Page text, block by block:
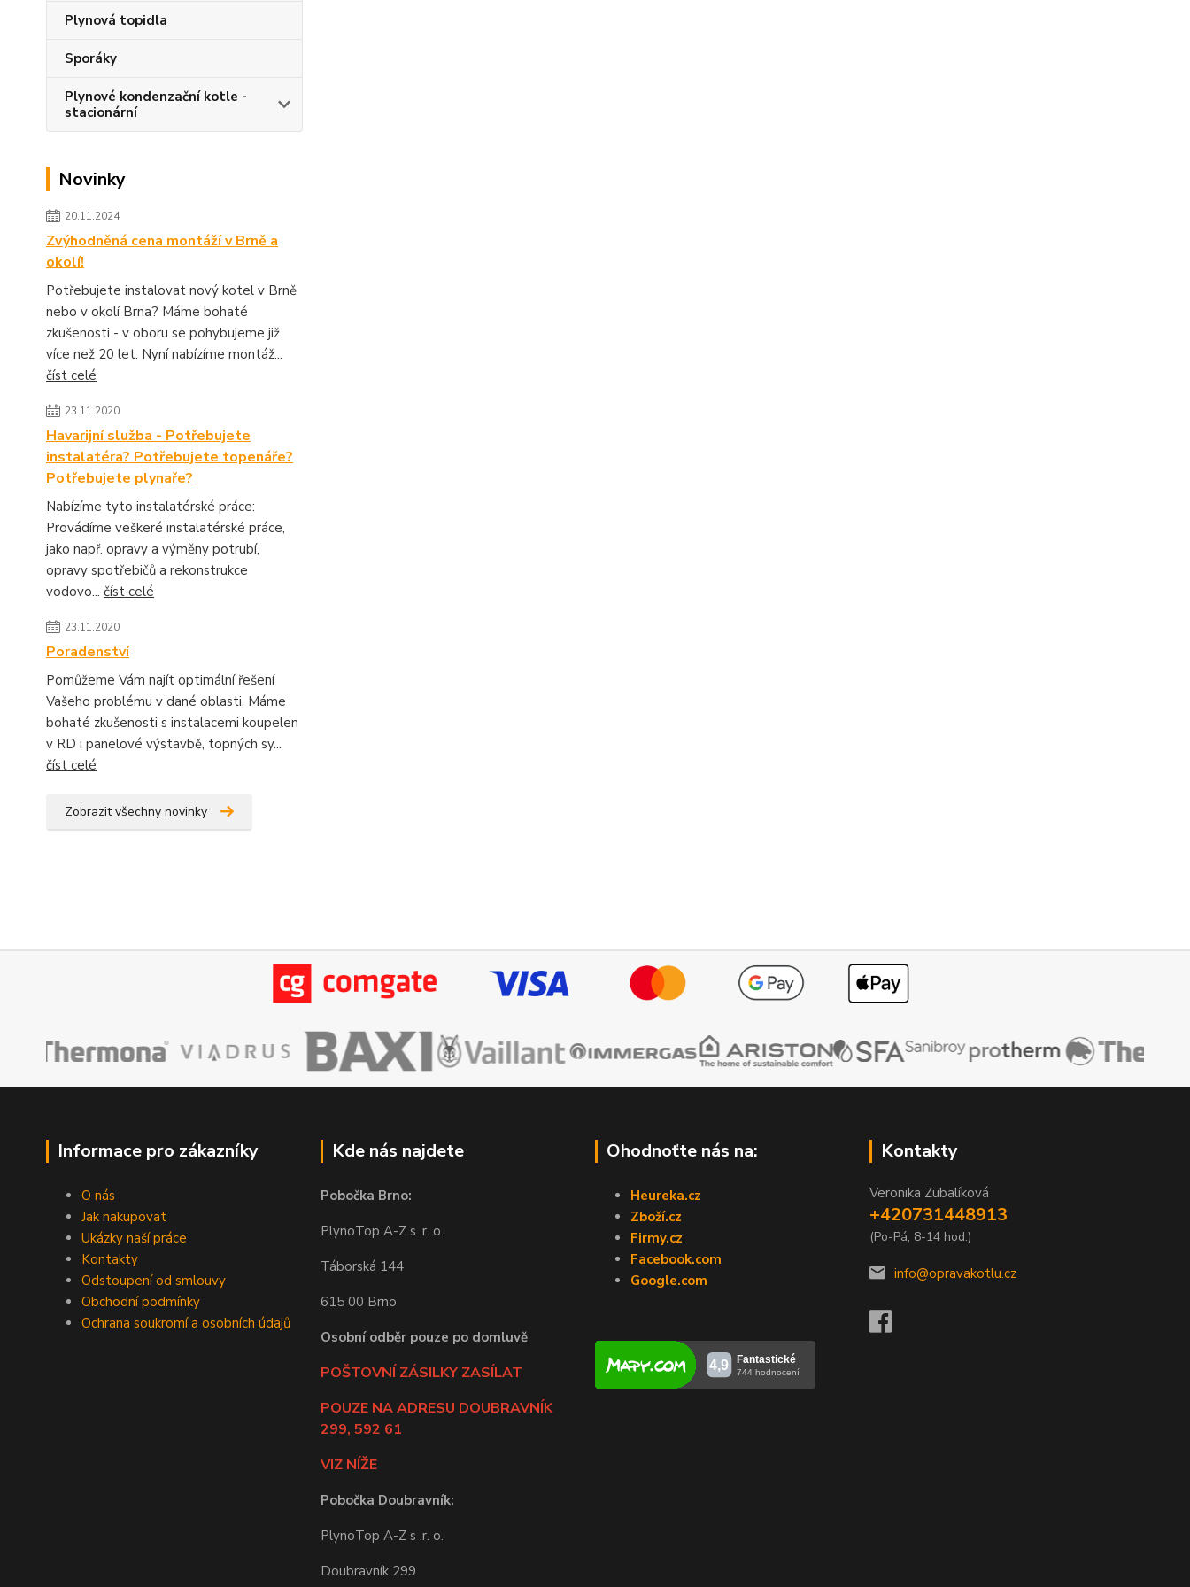
Plynová topidla
Sporáky
Plynové kondenzační kotle -
stacionární
Novinky
20.11.2024
Zvýhodněná cena montáží v Brně a
okolí!
Potřebujete instalovat nový kotel v Brně
nebo v okolí Brna? Máme bohaté
zkušenosti - v oboru se pohybujeme již
více než 20 let. Nyní nabízíme montáž...
číst celé
23.11.2020
Havarijní služba - Potřebujete
instalatéra? Potřebujete topenáře?
Potřebujete plynaře?
Nabízíme tyto instalatérské práce:
Provádíme veškeré instalatérské práce,
jako např. opravy a výměny potrubí,
opravy spotřebičů a rekonstrukce
vodovo... číst celé
23.11.2020
Poradenství
Pomůžeme Vám najít optimální řešení
Vašeho problému v dané oblasti. Máme
bohaté zkušenosti s instalacemi koupelen
v RD i panelové výstavbě, topných sy...
číst celé
Zobrazit všechny novinky
Informace pro zákazníky
O nás
Jak nakupovat
Ukázky naší práce
Kontakty
Odstoupení od smlouvy
Obchodní podmínky
Ochrana soukromí a osobních údajů
Kde nás najdete
Pobočka Brno:
PlynoTop A-Z s. r. o.
Táborská 144
615 00 Brno
Osobní odběr pouze po domluvě
POŠTOVNÍ ZÁSILKY ZASÍLAT
POUZE NA ADRESU DOUBRAVNÍK
299, 592 61
VIZ NÍŽE
Pobočka Doubravník:
PlynoTop A-Z s .r. o.
Doubravník 299
Ohodnoťte nás na:
Heureka.cz
Zboží.cz
Firmy.cz
Facebook.com
Google.com
Kontakty
Veronika Zubalíková
+420731448913
(Po-Pá, 8-14 hod.)
info@opravakotlu.cz